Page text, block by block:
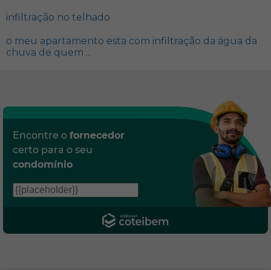
infiltração no telhado
o meu apartamento esta com infiltração da água da
chuva de quem ...
Encontre o fornecedor
certo para o seu
condomínio